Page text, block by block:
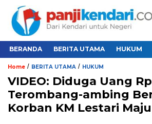
BERANDA BERITA UTAMA HUKUM
Home / BERITA UTAMA / HUKUM
VIDEO: Diduga Uang
Terombang-ambing
Korban KM Lestari Maju